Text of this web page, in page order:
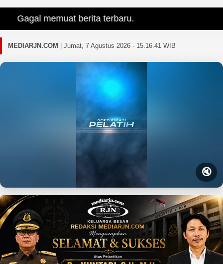
Gagal memuat berita terbaru.
MEDIARJN.COM Jumat, 7 Agustus 2026 - 15.16.42 WIB
🔇